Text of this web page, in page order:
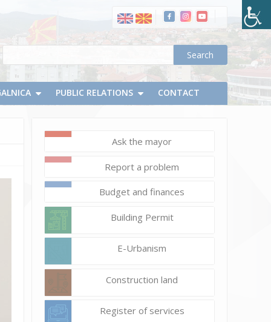
PUBLIC RELATIONS CONTACT
за
механизација
за
одржување
локални
Ask the mayor
Report a problem
Budget and finances
Building Permit
E-Urbanism
Construction land
Register of services